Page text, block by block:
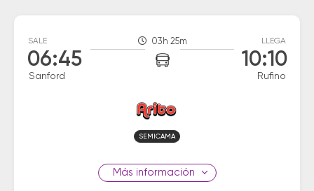
SALE
06:45
Sanford
03h 25m LLEGA
10:10
Rufino
SEMICAMA
información